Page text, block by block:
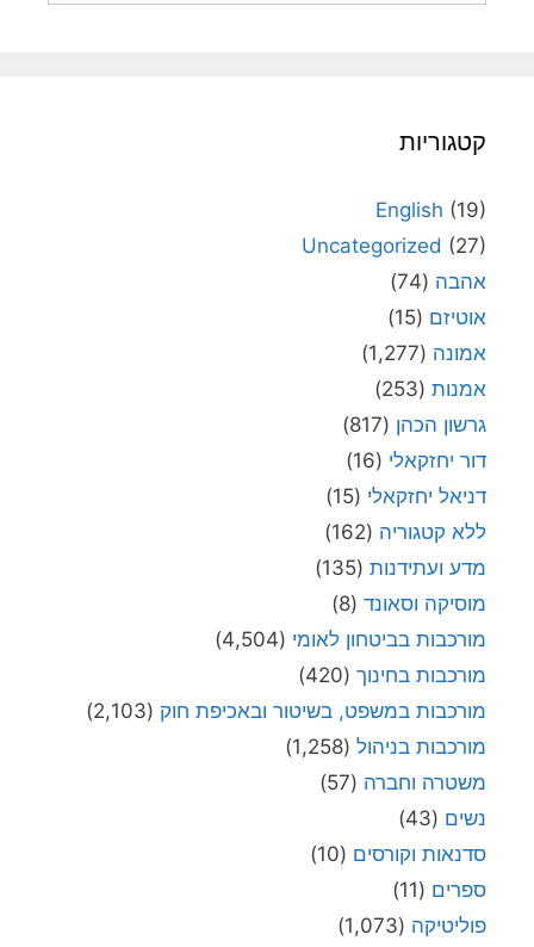
קטגוריות
English (19)
Uncategorized (27)
אהבה (74)
אוטיזם (15)
אמונה (1,277)
אמנות (253)
גרשון הכהן (817)
דור יחזקאלי (16)
דניאל יחזקאלי (15)
ללא קטגוריה (162)
מדע ועתידנות (135)
מוסיקה וסאונד (8)
מורכבות בביטחון לאומי (4,504)
מורכבות בחינוך (420)
מורכבות במשפט, בשיטור ובאכיפת חוק (2,103)
מורכבות בניהול (1,258)
משטרה וחברה (57)
נשים (43)
סדנאות וקורסים (10)
ספרים (11)
פוליטיקה (1,073)